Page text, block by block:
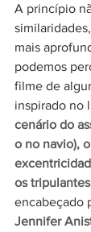
A princípio
mais
podemos
filme de
inspirado no
cenário do
o no navio),
os
encabeçado
Jennifer